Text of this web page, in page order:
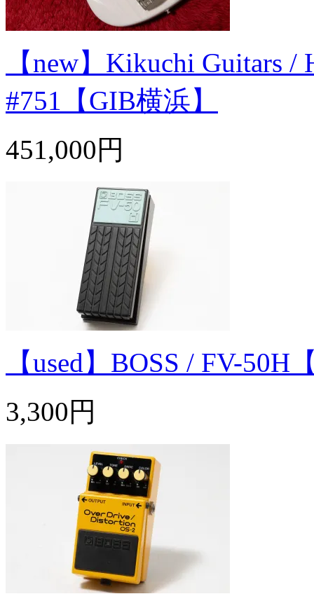
【new】Kikuchi Guitars /
#751【GIB横浜】
451,000円
【used】BOSS / FV-
3,300円